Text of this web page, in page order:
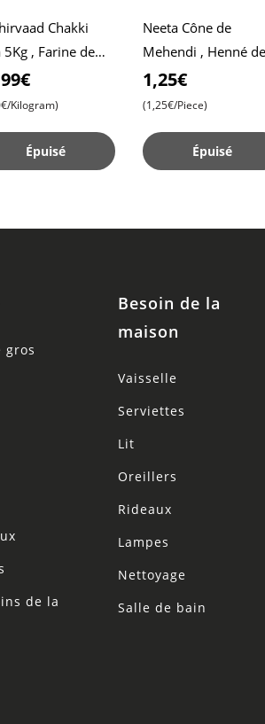
Chakki
5Kg , Farine de
, Roti
, Chapati
Kilogram)
Épuisé
Neeta Cône de
Mehendi , Henné de
Haute Qualité pour
Dessins Précis , Prêt
1,25€
(1,25€/Piece)
Épuisé
gros
de la
Besoin de la
maison
Vaisselle
Serviettes
Lit
Oreillers
Rideaux
Lampes
Nettoyage
Salle de bain